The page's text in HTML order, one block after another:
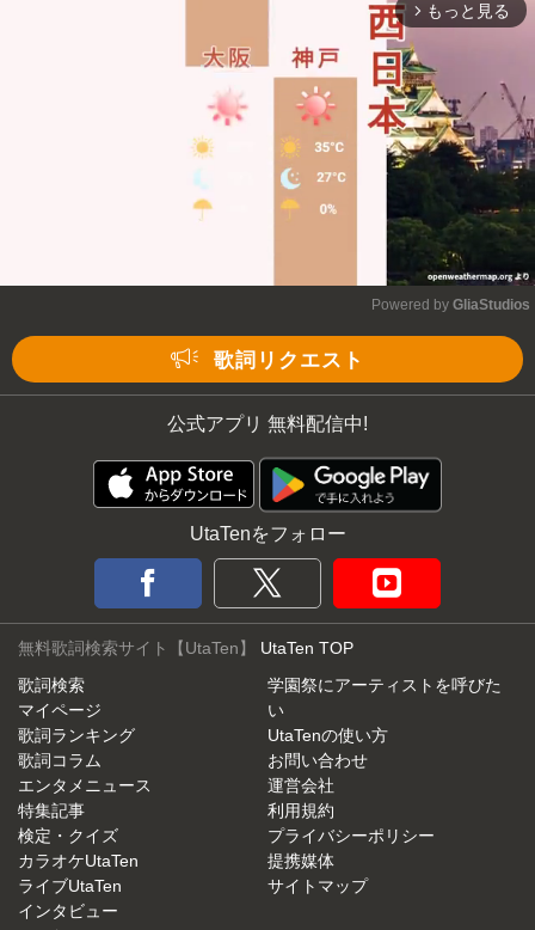
arrow_forward_ios もっと見る
Powered by GliaStudios
歌詞リクエスト
公式アプリ 無料配信中!
UtaTenをフォロー
無料歌詞検索サイト【UtaTen】 UtaTen TOP
歌詞検索
マイページ
歌詞ランキング
歌詞コラム
エンタメニュース
特集記事
検定・クイズ
カラオケUtaTen
ライブUtaTen
インタビュー
学園祭にアーティストを呼びた
い
UtaTenの使い方
お問い合わせ
運営会社
利用規約
プライバシーポリシー
提携媒体
サイトマップ